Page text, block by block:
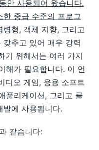
안 사용되어 왔습니다.
중급 수준의 프로그
령형, 객체 지향, 그리고
추고 있어 매우 강력
기 위해서는 여러 가지
해가 필요합니다. 이 언
디오 게임, 응용 소프트
플리케이션, 그리고 클
에 사용됩니다.
같습니다: